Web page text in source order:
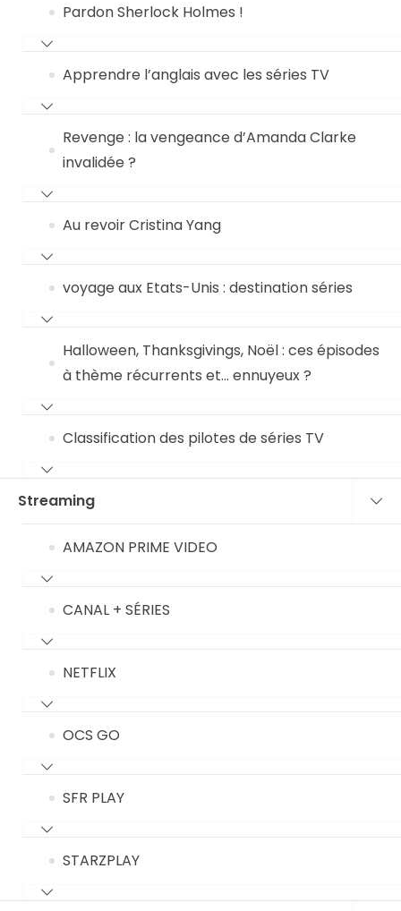
Pardon Sherlock Holmes !
Apprendre l’anglais avec les séries TV
Revenge : la vengeance d’Amanda Clarke
invalidée ?
Au revoir Cristina Yang
voyage aux Etats-Unis : destination séries
Halloween, Thanksgivings, Noël : ces épisodes
à thème récurrents et… ennuyeux ?
Classification des pilotes de séries TV
Streaming
AMAZON PRIME VIDEO
CANAL + SÉRIES
NETFLIX
OCS GO
SFR PLAY
STARZPLAY